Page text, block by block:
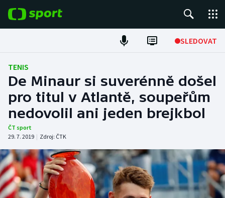
SLEDOVAT
Fotbal
Hokej
Tenis
Atletika
Cyklistika
DALŠÍ SPORTY
TENIS
De Minaur si suverénně došel
pro titul v Atlantě, soupeřům
nedovolil ani jeden brejkbol
ČT sport
29. 7. 2019 | Zdroj: ČTK